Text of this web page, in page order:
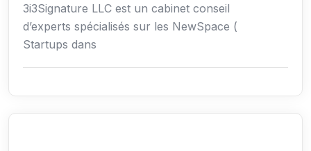
3i3Signature LLC est un cabinet conseil
d’experts spécialisés sur les NewSpace (
Startups dans